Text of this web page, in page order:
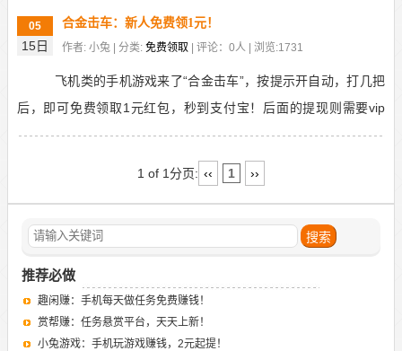
05
15日
合金击车：新人免费领1元！
作者: 小兔 | 分类: 免费领取 | 评论：0人 | 浏览:1731
飞机类的手机游戏来了“合金击车”，按提示开自动，打几把
后，即可免费领取1元红包，秒到支付宝！后面的提现则需要vip
了，无需看广告，几分钟即可完成，只是实名必须要...
1 of 1分页: ‹‹ 1 ››
推荐必做
趣闲赚：手机每天做任务免费赚钱！
赏帮赚：任务悬赏平台，天天上新！
小兔游戏：手机玩游戏赚钱，2元起提！